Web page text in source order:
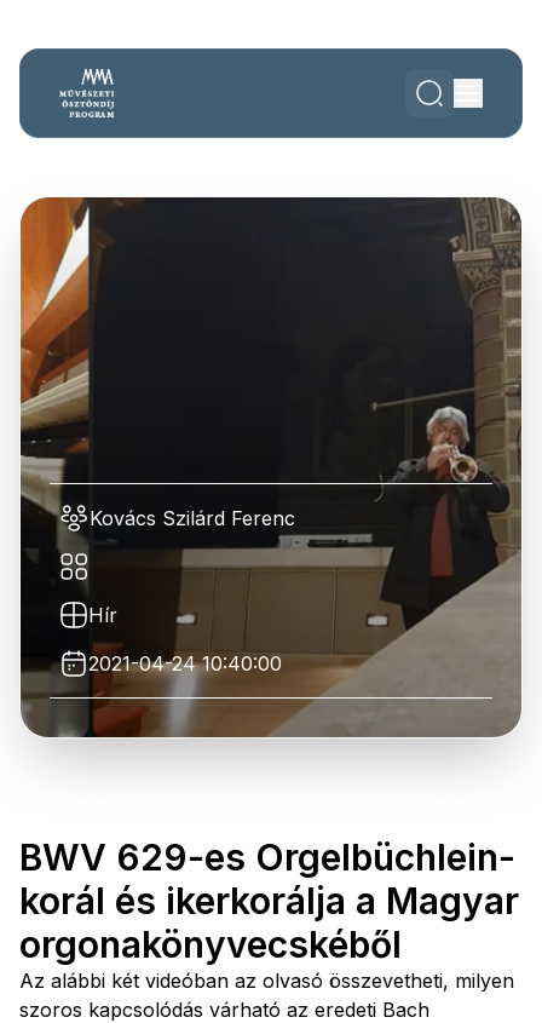
Kovács Szilárd Ferenc
Hír
2021-04-24 10:40:00
BWV 629-es Orgelbüchlein-
korál és ikerkorálja a Magyar
orgonakönyvecskéből
Az alábbi két videóban az olvasó összevetheti, milyen
szoros kapcsolódás várható az eredeti Bach